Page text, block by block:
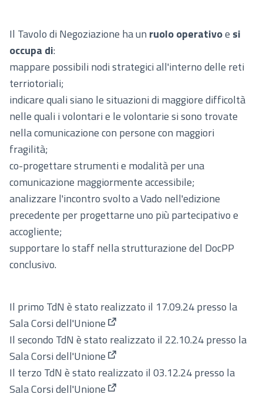
Il Tavolo di Negoziazione ha un ruolo operativoe si
occupa di:
mappare possibili nodi strategici all'interno delle reti
terriotoriali;
indicare quali siano le situazioni di maggiore difficoltà
nelle quali i volontari e le volontarie si sono trovate
nella comunicazione con persone con maggiori
fragilità;
co-progettare strumenti e modalità per una
comunicazione maggiormente accessibile;
analizzare l'incontro svolto a Vado nell'edizione
precedente per progettarne uno più partecipativo e
accogliente;
supportare lo staff nella strutturazione del DocPP
conclusivo.
Il primo TdN è stato realizzato il 17.09.24 presso la
Sala Corsi dell'Unione
(Apre in una nuova scheda)
Il secondo TdN è stato realizzato il 22.10.24 presso la
Sala Corsi dell'Unione
(Apre in una nuova scheda)
Il terzo TdN è stato realizzato il 03.12.24 presso la
Sala Corsi dell'Unione